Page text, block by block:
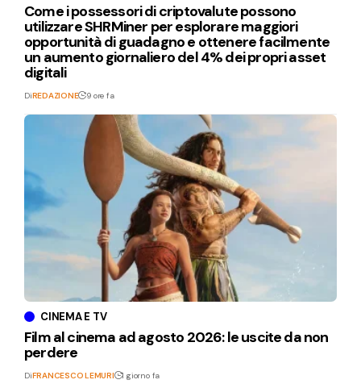
Come i possessori di criptovalute possono
utilizzare SHRMiner per esplorare maggiori
opportunità di guadagno e ottenere facilmente
un aumento giornaliero del 4% dei propri asset
digitali
DiREDAZIONE 9 ore fa
CINEMA E TV
Film al cinema ad agosto 2026: le uscite da non
perdere
DiFRANCESCO LEMURI 1 giorno fa